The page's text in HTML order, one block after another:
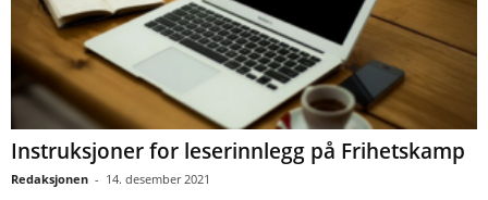
Instruksjoner for leserinnlegg på Frihetskamp
Redaksjonen - 14. desember 2021